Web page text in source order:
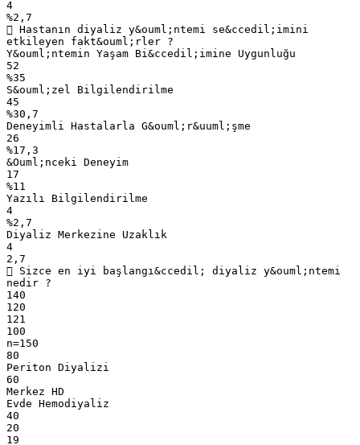
4
%2,7
 Hastanın diyaliz y&ouml;ntemi se&ccedil;imini
etkileyen fakt&ouml;rler ?
Y&ouml;ntemin Yaşam Bi&ccedil;imine Uygunluğu
52
%35
S&ouml;zel Bilgilendirilme
45
%30,7
Deneyimli Hastalarla G&ouml;r&uuml;şme
26
%17,3
&Ouml;nceki Deneyim
17
%11
Yazılı Bilgilendirilme
4
%2,7
Diyaliz Merkezine Uzaklık
4
2,7
 Sizce en iyi başlangı&ccedil; diyaliz y&ouml;ntemi
nedir ?
140
120
121
100
n=150
80
Periton Diyalizi
60
Merkez HD
Evde Hemodiyaliz
40
20
19